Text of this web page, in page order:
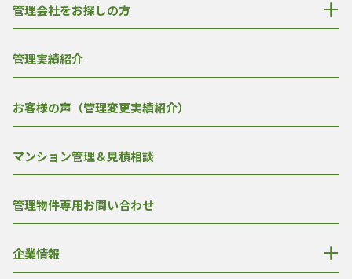
管理会社をお探しの方
管理実績紹介
お客様の声（管理変更実績紹介）
マンション管理＆見積相談
管理物件専用お問い合わせ
企業情報